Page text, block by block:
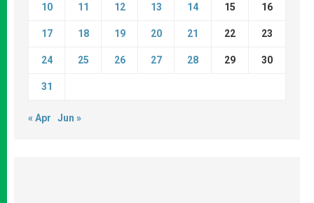
10 11 12 13 14 15 16
17 18 19 20 21 22 23
24 25 26 27 28 29 30
31
« Apr Jun »